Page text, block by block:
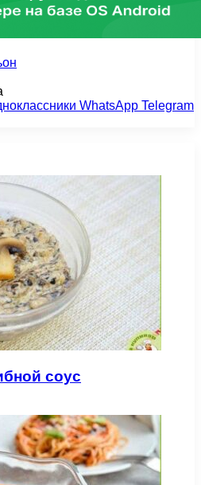
WhatsApp Telegram
соус